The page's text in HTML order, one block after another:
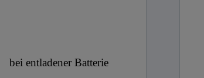
bei entladener Batterie